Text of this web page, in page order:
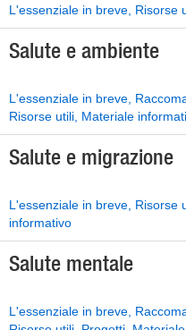
L'essenziale in breve, Risorse
Salute e ambiente
L'essenziale in breve,
Risorse utili, Materiale
Salute e migrazione
L'essenziale in breve, Risorse
informativo
Salute mentale
L'essenziale in breve,